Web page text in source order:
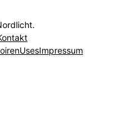
UsesImpressum